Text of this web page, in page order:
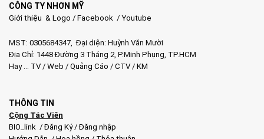
CÔNG TY NHƠN MỸ
Giới thiệu & Logo / Facebook / Youtube
MST: 0305684347, Đại diện: Huỳnh Văn Mười
Địa Chỉ: 1448 Đường 3 Tháng 2, P.Minh Phụng, TP.HCM
Hay …
TV/ Web / Quảng Cáo / CTV/ KM
THÔNG TIN
Cộng Tác Viên
BIO_link /Đăng Ký /Đăng nhập